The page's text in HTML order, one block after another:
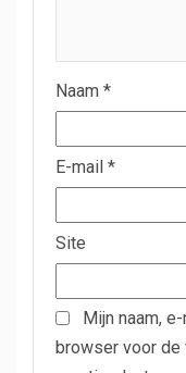
Naam *
E-mail *
Site
Mijn naam,
browser voor de